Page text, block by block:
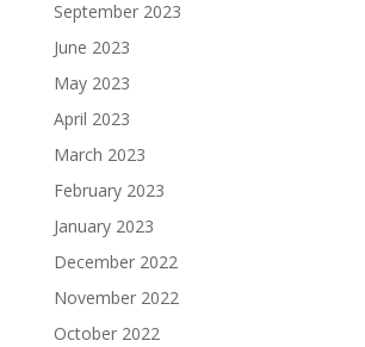
September 2023
June 2023
May 2023
April 2023
March 2023
February 2023
January 2023
December 2022
November 2022
October 2022